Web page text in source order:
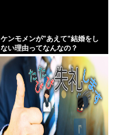
ケンモメンが"あえて"結婚をし
ない理由ってなんなの？